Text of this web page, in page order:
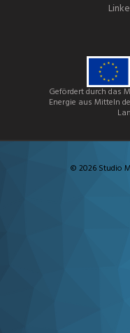
Gefördert durch das
Energie aus Mitteln
© 2026 Studio